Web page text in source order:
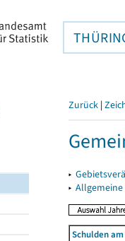
Zurück |
▸
▸
Schulden